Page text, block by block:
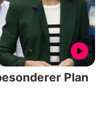
Plan